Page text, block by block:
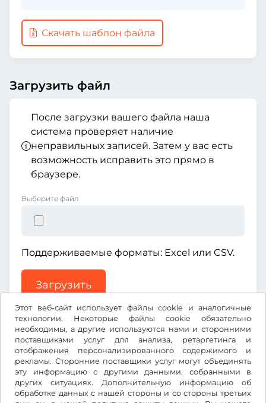
Этот веб-сайт использует файлы cookie и аналогичные
технологии. Некоторые файлы cookie обязательно
необходимы, а другие используются нами и сторонними
поставщиками услуг для анализа, ретаргетинга и
отображения персонализированного содержимого и
рекламы. Сторонние поставщики услуг могут объединять
эту информацию с другими данными, собранными в
других ситуациях. Дополнительную информацию об
обработке данных с нашей стороны и со стороны третьих
Скачать шаблон файла
Загрузить файл
После загрузки вашего файла наша
система проверяет наличие
неправильных записей. Затем у вас есть
возможность исправить это прямо в
браузере.
Выберите файл
Поддерживаемые форматы: Excel или CSV.
Загрузить
US$USD